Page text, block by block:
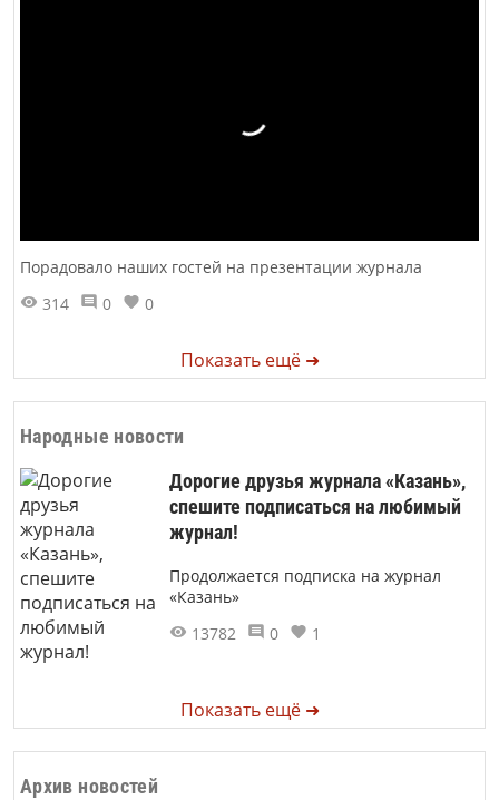
Порадовало наших гостей на презентации журнала
314
0 0
Показать ещё ➜
Народные новости
Дорогие друзья журнала «Казань»,
спешите подписаться на любимый
журнал!
Продолжается подписка на журнал
«Казань»
13782
0 1
Показать ещё ➜
Архив новостей